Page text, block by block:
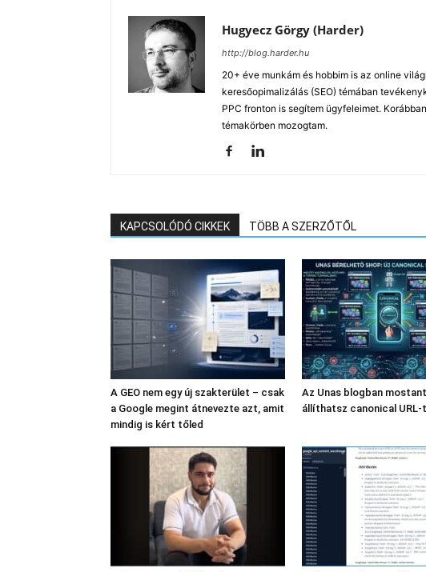
Hugyecz Görgy (Harder)
http://blog.harder.hu
20+ éve munkám és hobbim is az online
keresőopimalizálás (SEO) témában
PPC fronton is segítem ügyfeleimet.
témakörben mozogtam.
KAPCSOLÓDÓ CIKKEK TÖBB A SZERZŐTŐL
A GEO nem egy új szakterület – csak
a Google megint átnevezte azt, amit
mindig is kért tőled
Az Unas blogban
állíthatsz canonical URL-